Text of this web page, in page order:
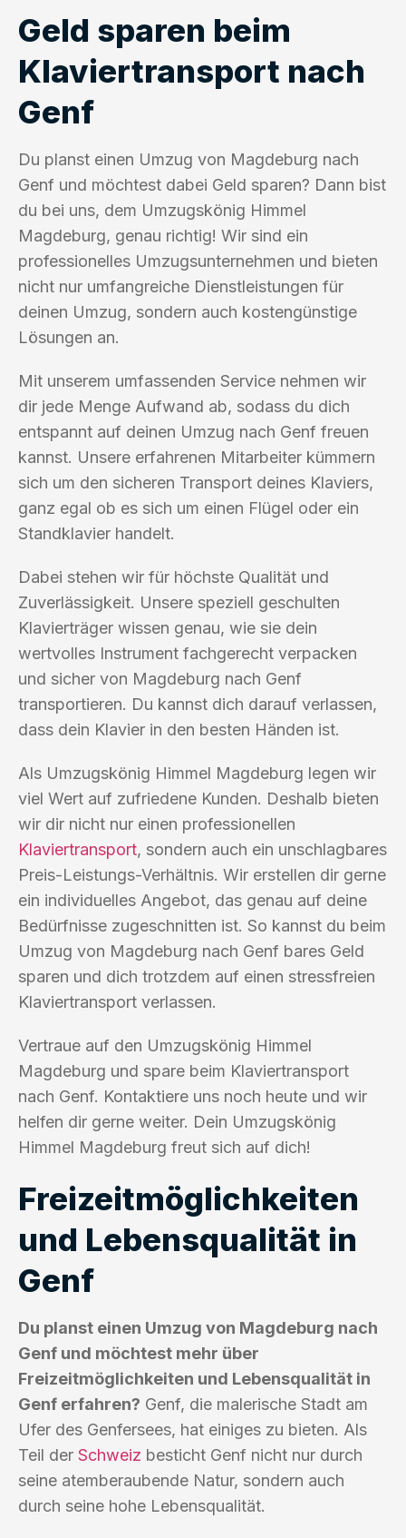
Geld sparen beim
Klaviertransport nach
Genf
Du planst einen Umzug von Magdeburg nach
Genf und möchtest dabei Geld sparen? Dann bist
du bei uns, dem Umzugskönig Himmel
Magdeburg, genau richtig! Wir sind ein
professionelles Umzugsunternehmen und bieten
nicht nur umfangreiche Dienstleistungen für
deinen Umzug, sondern auch kostengünstige
Lösungen an.
Mit unserem umfassenden Service nehmen wir
dir jede Menge Aufwand ab, sodass du dich
entspannt auf deinen Umzug nach Genf freuen
kannst. Unsere erfahrenen Mitarbeiter kümmern
sich um den sicheren Transport deines Klaviers,
ganz egal ob es sich um einen Flügel oder ein
Standklavier handelt.
Dabei stehen wir für höchste Qualität und
Zuverlässigkeit. Unsere speziell geschulten
Klavierträger wissen genau, wie sie dein
wertvolles Instrument fachgerecht verpacken
und sicher von Magdeburg nach Genf
transportieren. Du kannst dich darauf verlassen,
dass dein Klavier in den besten Händen ist.
Als Umzugskönig Himmel Magdeburg legen wir
viel Wert auf zufriedene Kunden. Deshalb bieten
wir dir nicht nur einen professionellen
Klaviertransport, sondern auch ein unschlagbares
Preis-Leistungs-Verhältnis. Wir erstellen dir gerne
ein individuelles Angebot, das genau auf deine
Bedürfnisse zugeschnitten ist. So kannst du beim
Umzug von Magdeburg nach Genf bares Geld
sparen und dich trotzdem auf einen stressfreien
Klaviertransport verlassen.
Vertraue auf den Umzugskönig Himmel
Magdeburg und spare beim Klaviertransport
nach Genf. Kontaktiere uns noch heute und wir
helfen dir gerne weiter. Dein Umzugskönig
Himmel Magdeburg freut sich auf dich!
Freizeitmöglichkeiten
und Lebensqualität in
Genf
Du planst einen Umzug von Magdeburg nach
Genf und möchtest mehr über
Freizeitmöglichkeiten und Lebensqualität in
Genf erfahren? Genf, die malerische Stadt am
Ufer des Genfersees, hat einiges zu bieten. Als
Teil der Schweiz besticht Genf nicht nur durch
seine atemberaubende Natur, sondern auch
durch seine hohe Lebensqualität.